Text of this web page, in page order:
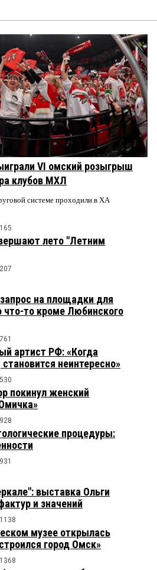
VI омский розыгрыш
клубов МХЛ
системе проходили в ХА
165
лето "Летним
207
на площадки для
что-то кроме Любинского
761
артист РФ: «Когда
неинтересно»
530
покинул женский
928
процедуры:
931
выставка Ольги
и значений
1138
музее открылась
город Омск»
1368